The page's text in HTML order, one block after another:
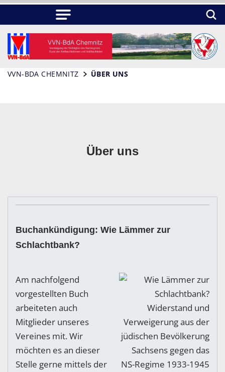
VVN-BDA CHEMNITZ ÜBER UNS
Über uns
Buchankündigung: Wie Lämmer zur
Schlachtbank?
Am nachfolgend
vorgestellten Buch
arbeiteten auch
Mitglieder unseres
Vereines mit. Wir
möchten es an dieser
Stelle gerne mittels der